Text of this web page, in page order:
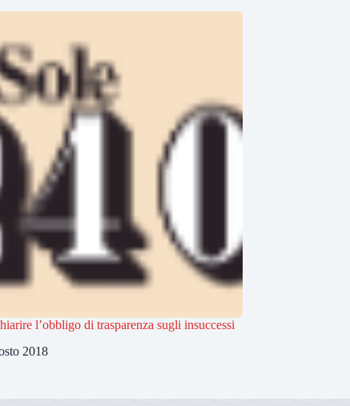
l’obbligo di trasparenza sugli insuccessi
2018